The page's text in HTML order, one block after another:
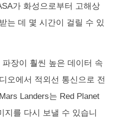
가 화성으로부터 고해상
는 데 몇 시간이 걸릴 수 있
장이 훨씬 높은 데이터 속
오에서 적외선 통신으로 전
Landers는 Red Planet
지를 다시 보낼 수 있습니